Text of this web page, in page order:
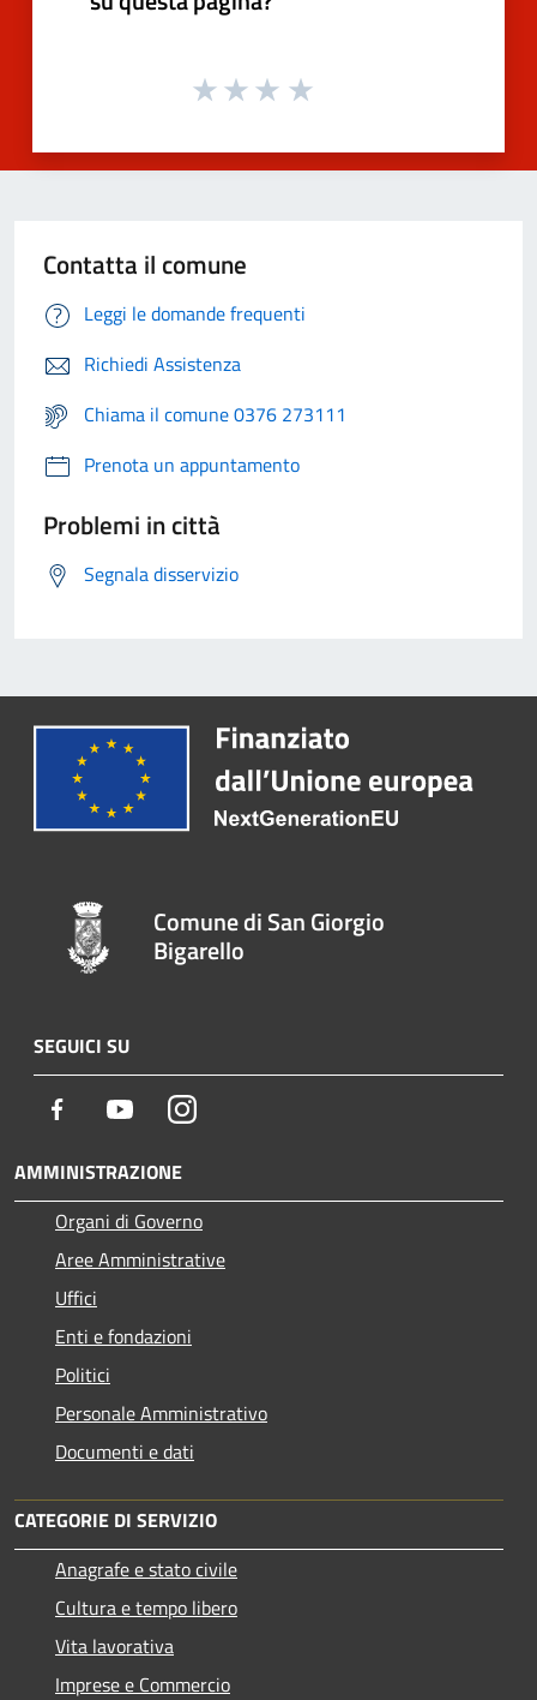
Contatta il comune
Leggi le domande frequenti
Richiedi Assistenza
Chiama il comune 0376 273111
Prenota un appuntamento
Problemi in città
Segnala disservizio
Comune di San Giorgio
Bigarello
SEGUICI SU
Facebook YoutubeInstagram
AMMINISTRAZIONE
Organi di Governo
Aree Amministrative
Uffici
Enti e fondazioni
Politici
Personale Amministrativo
Documenti e dati
CATEGORIE DI SERVIZIO
Anagrafe e stato civile
Cultura e tempo libero
Vita lavorativa
Imprese e Commercio